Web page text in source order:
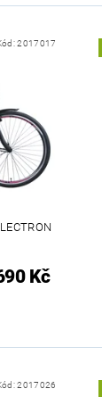
2017017
Kč
2017026